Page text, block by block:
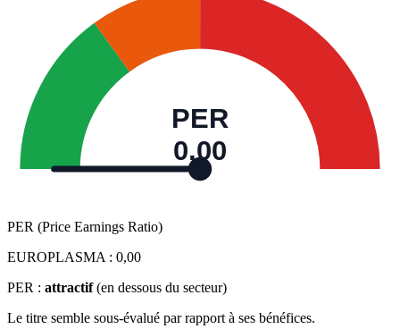
PER
0,00
PER (Price Earnings Ratio)
EUROPLASMA : 0,00
PER : attractif (en dessous du secteur)
Le titre semble sous-évalué par rapport à ses bénéfices.